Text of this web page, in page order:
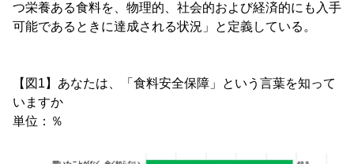
つ栄養ある食料を、物理的、社会的および経済的にも入手
可能であるときに達成される状況」と定義している。
【図1】あなたは、「食料安全保障」という言葉を知って
いますか
単位：％